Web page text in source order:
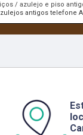
azulejo e piso
antigos telefone